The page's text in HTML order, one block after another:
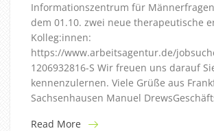
Informationszentrum für
dem 01.10. zwei neue therapeutische
Kolleg:innen:
https://www.arbeitsagentur.de/
1206932816-S Wir freuen uns darauf
kennenzulernen. Viele Grüße aus
Sachsenhausen Manuel
Read More